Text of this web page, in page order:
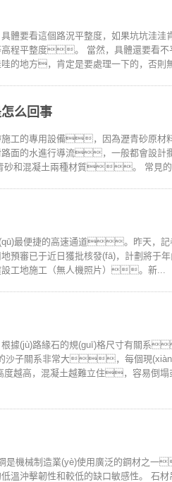
體要看這個路況平整度，如果坑坑洼
程平整度。 當然，具體還要看
地方，肯定是要處理一下的，否則
么回事
施工的專用設備，因為瀝青砂原材
路面的水進行導流，一般都會設
砂和混凝土兩種材質。 常見的
最便捷的高速通道。昨天，記
審已于近日獲批核發(fā)，計劃將于
設工地施工（無人機照片）。新...
據(jù)路緣石的規(guī)格尺寸有關
的沙子關系非常大，每個現
度越高，混凝土越難立住，容易倒
是機械制造業(yè)使用廣泛的鋼材之一
沖擊韌性和較低的缺口敏感性。 石材